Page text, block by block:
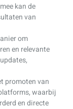
kan de
van
om
en relevante
promoten van
waarbij
en directe